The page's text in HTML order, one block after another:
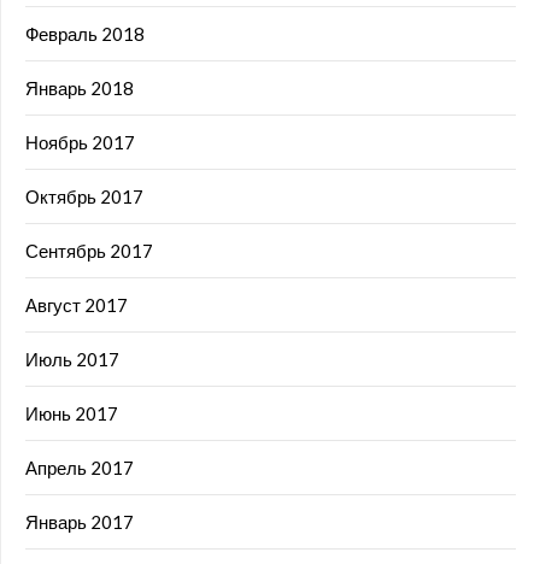
Февраль 2018
Январь 2018
Ноябрь 2017
Октябрь 2017
Сентябрь 2017
Август 2017
Июль 2017
Июнь 2017
Апрель 2017
Январь 2017